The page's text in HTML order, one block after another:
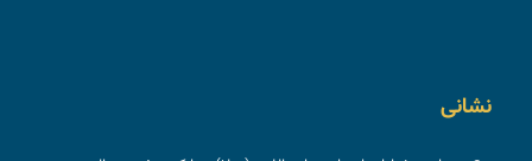
نشانی